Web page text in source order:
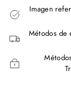
Imagen
Métodos de